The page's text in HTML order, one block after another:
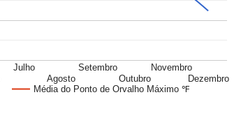
Média do Ponto de Orvalho Máximo ℉
Julho
Agosto
Setembro
Outubro
Novembro
Dezembro